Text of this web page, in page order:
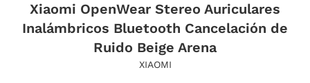
Xiaomi OpenWear Stereo Auriculares
Inalámbricos Bluetooth Cancelación de
Ruido Beige Arena
XIAOMI